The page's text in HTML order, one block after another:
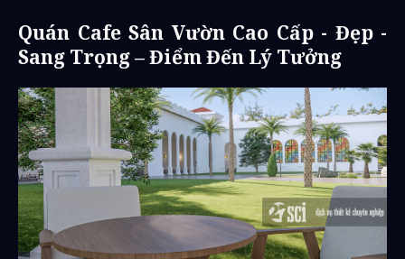
Quán Cafe Sân Vườn Cao Cấp - Đẹp -
Sang Trọng – Điểm Đến Lý Tưởng